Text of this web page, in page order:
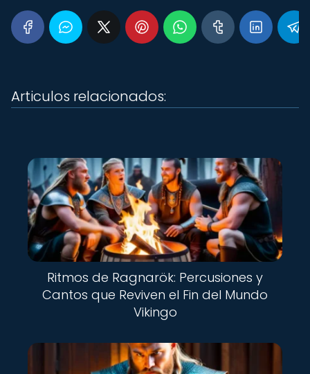
Articulos relacionados:
Ritmos de Ragnarök: Percusiones y
Cantos que Reviven el Fin del Mundo
Vikingo